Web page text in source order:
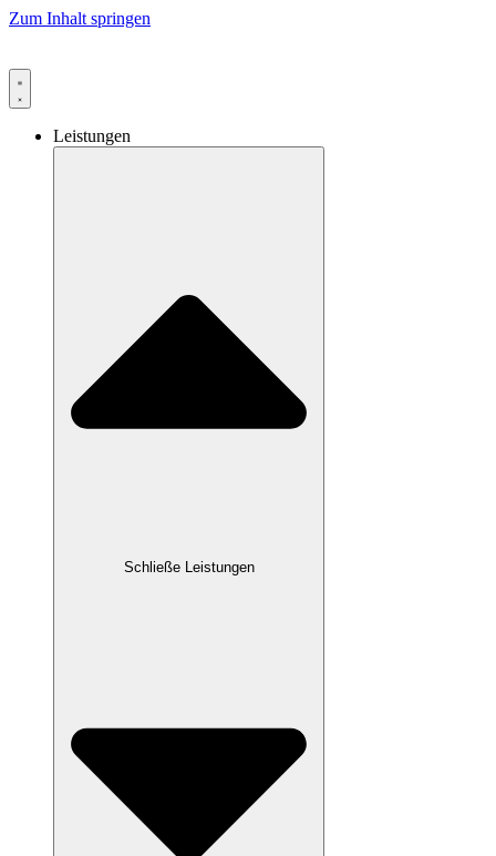
Zum Inhalt springen
Leistungen
Schließe Leistungen